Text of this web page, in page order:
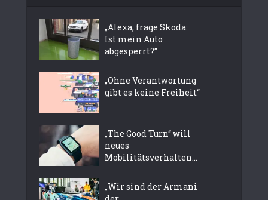
„Alexa, frage Skoda:
Ist mein Auto
abgesperrt?”
„Ohne Verantwortung
gibt es keine Freiheit“
„The Good Turn“ will
neues
Mobilitätsverhalten...
„Wir sind der Armani